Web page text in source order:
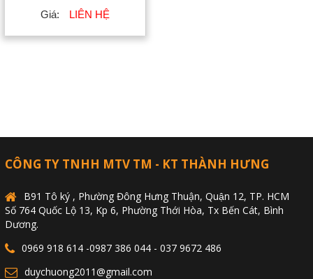
Giá: LIÊN HỆ
CÔNG TY TNHH MTV TM - KT THÀNH HƯNG
B91 Tô ký , Phường Đông Hưng Thuận, Quận 12, TP. HCM
Số 764 Quốc Lộ 13, Kp 6, Phường Thới Hòa, Tx Bến Cát, Bình
Dương.
0969 918 614 -0987 386 044 - 037 9672 486
duychuong2011@gmail.com